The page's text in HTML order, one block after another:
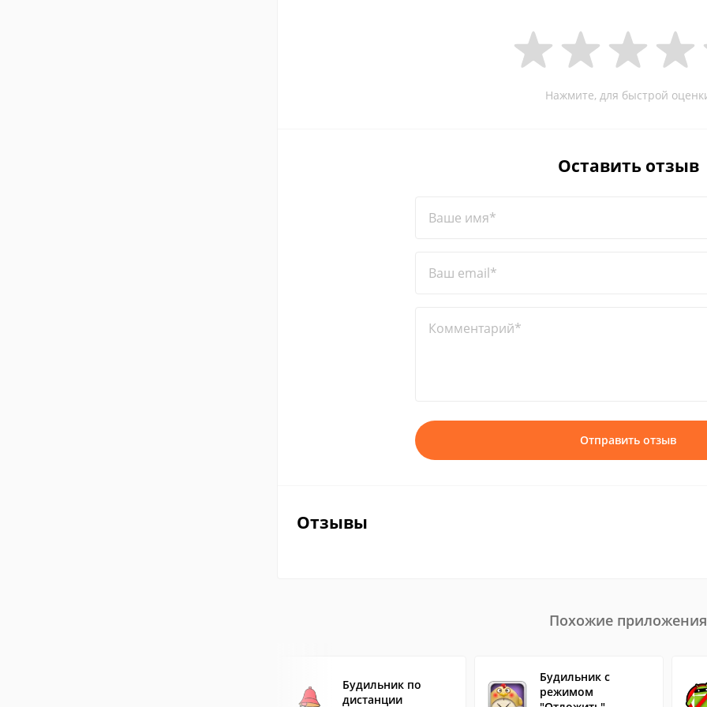
Нажмите, для быстрой
Оставить отзыв
Ваше имя*
Ваш email*
Комментарий*
Отправить отзыв
Отзывы
Похожие приложения
Будильник по
дистанции
Будильник с
режимом